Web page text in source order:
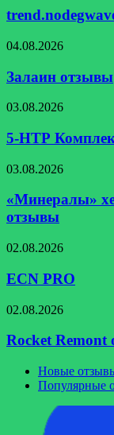
Залаин
04.08.2026
Залаин отзывы
5-
Комплекс
Эвалар
отзывы
03.08.2026
5-НТР
«Минералы»
комплекс
отзывы
03.08.2026
«Минералы»
отзывы
ECN
02.08.2026
ECN PRO
Rocket
отзывы
02.08.2026
Rocket Remont
Новые
Популярные